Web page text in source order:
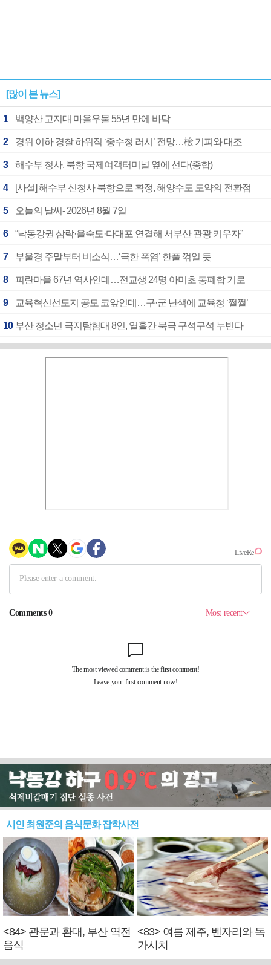
[많이 본 뉴스]
1 백양산 고지대 마을우물 55년 만에 바닥
2 경위 이하 경찰 하위직 ‘중수청 러시’ 전망…檢 기피와 대조
3 해수부 청사, 북항 국제여객터미널 옆에 선다(종합)
4 [사설] 해수부 신청사 북항으로 확정, 해양수도 도약의 전환점
5 오늘의 날씨- 2026년 8월 7일
6 “낙동강권 삼락·을숙도·다대포 연결해 서부산 관광 키우자”
7 부울경 주말부터 비소식…‘극한 폭염’ 한풀 꺾일 듯
8 피란마을 67년 역사인데…전교생 24명 아미초 통폐합 기로
9 교육혁신선도지 공모 코앞인데…구·군 난색에 교육청 ‘쩔쩔’
10 부산 청소년 극지탐험대 8인, 열흘간 북극 구석구석 누빈다
시인 최원준의 음식문화 잡학사전
<84> 관문과 환대, 부산 역전
음식
<83> 여름 제주, 벤자리와 독
가시치